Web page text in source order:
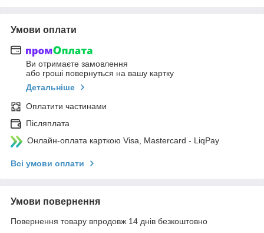
Умови оплати
Ви отримаєте замовлення
або гроші повернуться на вашу картку
Детальніше
Оплатити частинами
Післяплата
Онлайн-оплата карткою Visa, Mastercard - LiqPay
Всі умови оплати
Умови повернення
Повернення товару впродовж 14 днів безкоштовно